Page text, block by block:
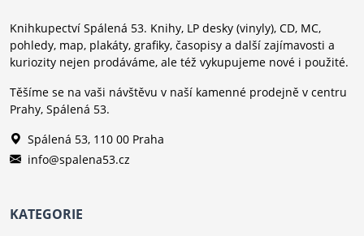
Knihkupectví Spálená 53. Knihy, LP desky (vinyly), CD, MC,
pohledy, map, plakáty, grafiky, časopisy a další zajímavosti a
kuriozity nejen prodáváme, ale též vykupujeme nové i použité.
Těšíme se na vaši návštěvu v naší kamenné prodejně v centru
Prahy, Spálená 53.
Spálená 53, 110 00 Praha
info@spalena53.cz
KATEGORIE